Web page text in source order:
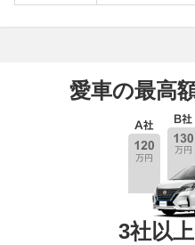
愛車の最高
3社以